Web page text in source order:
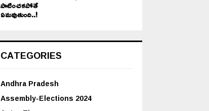
పాటించకపోతే
ఏమవుతుంది..!
CATEGORIES
Andhra Pradesh
Assembly-Elections 2024